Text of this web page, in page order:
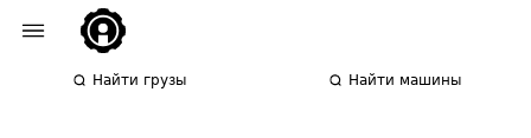
Найти грузы Найти машины